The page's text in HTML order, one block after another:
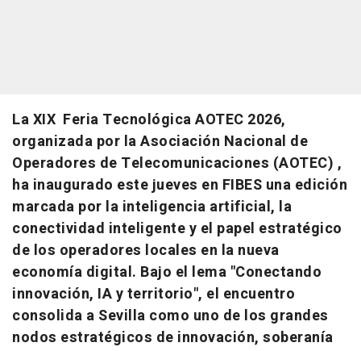
La XIX Feria Tecnológica AOTEC 2026,
organizada por la Asociación Nacional de
Operadores de Telecomunicaciones (AOTEC) ,
ha inaugurado este jueves en FIBES una edición
marcada por la inteligencia artificial, la
conectividad inteligente y el papel estratégico
de los operadores locales en la nueva
economía digital. Bajo el lema "Conectando
innovación, IA y territorio", el encuentro
consolida a Sevilla como uno de los grandes
nodos estratégicos de innovación, soberanía